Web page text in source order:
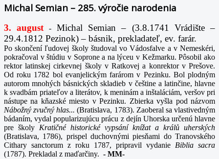
Michal Semian – 285. výročie narodenia
3. august -Michal Semian – (3.8.1741 Vrádište –
29.4.1812 Pezinok) – básnik, prekladateľ, ev. farár.
Po skončení ľudovej školy študoval vo Vádosfalve a v Nemeskéri,
pokračoval v štúdiu v Soprone a na lýceu v Kežmarku. Pôsobil ako
rektor latinskej cirkevnej školy v Ratkovej a konrektor v Prešove.
Od roku 1782 bol evanjelickým farárom v Pezinku. Bol plodným
autorom mnohých básnických skladieb v češtine a latinčine, hlavne
k svadbám priateľov a literátov, k meninám a inštaláciám, veršov pri
nástupe na kňazské miesto v Pezinku. Zbierka vyšla pod názvom
Nábožný zvučný hlas...(Bratislava, 1783). Zaoberal sa vlastivedným
bádaním, vydal popularizujúcu prácu z dejín Uhorska určenú hlavne
pre školy Kratičné historické vypsání knížat a králů uherských
(Bratislava, 1786), prispel duchovnými piesňami do Tranovského
Cithary sanctorum z roku 1787, pripravil vydanie Biblia sacra
(1787). Prekladal z maďarčiny. - MM-